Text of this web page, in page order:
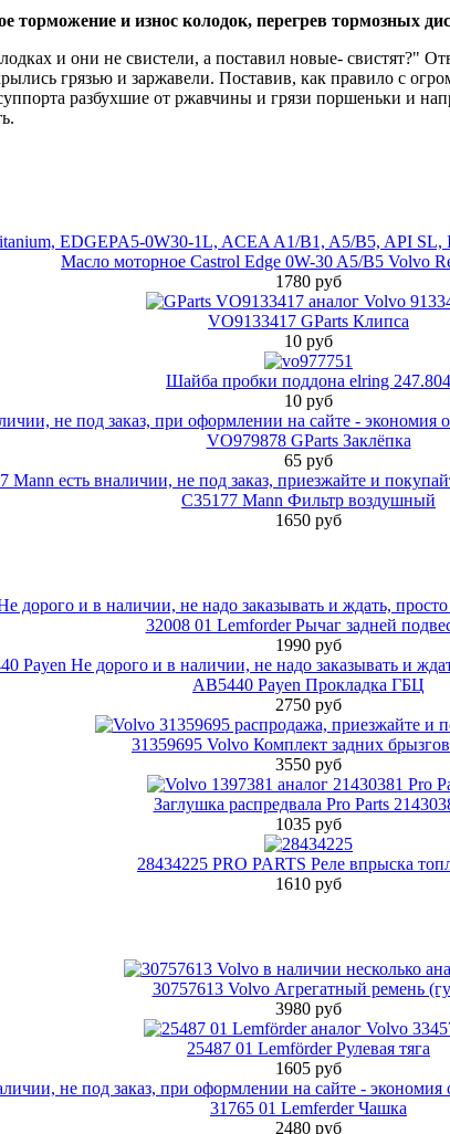
и износ колодок, перегрев тормозных
и они не свистели, а поставил новые- свистят?"
грязью и заржавели. Поставив, как правило с
разбухшие от ржавчины и грязи поршеньки и
Масло моторное Castrol Edge 0W-30 A5/B5 Volvo
1780 руб
VO9133417 GParts Клипса
10 руб
Шайба пробки поддона elring 247.804
10 руб
VO979878 GParts Заклёпка
65 руб
C35177 Mann Фильтр воздушный
1650 руб
32008 01 Lemforder Рычаг задней
1990 руб
AB5440 Payen Прокладка ГБЦ
2750 руб
31359695 Volvo Комплект задних
3550 руб
Заглушка распредвала Pro Parts
1035 руб
28434225 PRO PARTS Реле впрыска
1610 руб
30757613 Volvo Агрегатный ремень
3980 руб
25487 01 Lemförder Рулевая тяга
1605 руб
31765 01 Lemferder Чашка
2480 руб